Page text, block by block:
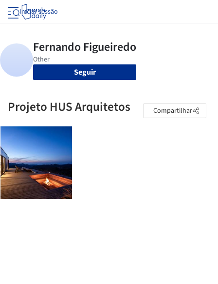
Iniciar sessão
Seguir
Projeto HUS Arquitetos Compartilhar